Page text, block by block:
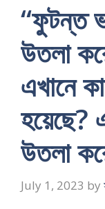
“ফুটন্ত
উতলা
এখানে
হয়েছে?
উতলা
July 1, 2023 by